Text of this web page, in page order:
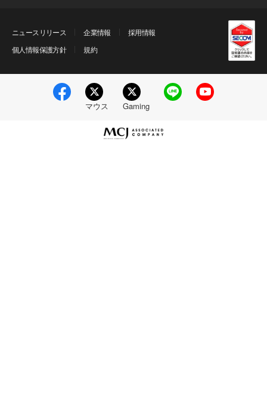
ニュースリリース 企業情報
採用情報
個人情報保護方針
規約
マウス Gaming